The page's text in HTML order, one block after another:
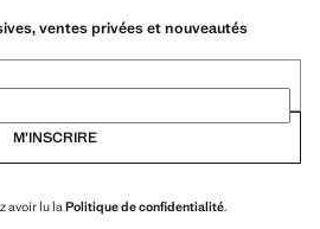
ventes privées et nouveautés
M’INSCRIRE
avoir lu la Politique de confidentialité.